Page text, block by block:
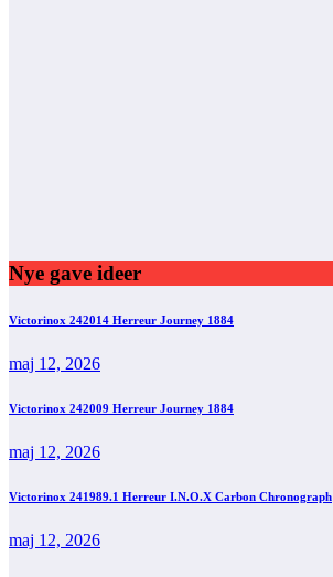
Nye gave ideer
Victorinox 242014 Herreur Journey 1884
maj 12, 2026
Victorinox 242009 Herreur Journey 1884
maj 12, 2026
Victorinox 241989.1 Herreur I.N.O.X Carbon Chronograph
maj 12, 2026